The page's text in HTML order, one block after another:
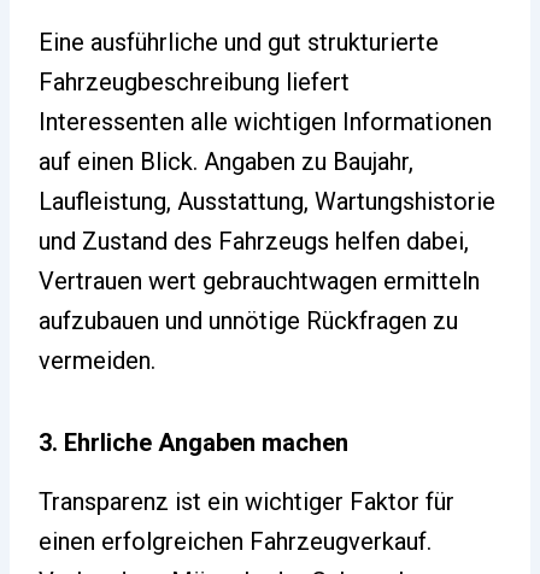
Eine ausführliche und gut strukturierte
Fahrzeugbeschreibung liefert
Interessenten alle wichtigen Informationen
auf einen Blick. Angaben zu Baujahr,
Laufleistung, Ausstattung, Wartungshistorie
und Zustand des Fahrzeugs helfen dabei,
Vertrauen wert gebrauchtwagen ermitteln
aufzubauen und unnötige Rückfragen zu
vermeiden.
3. Ehrliche Angaben machen
Transparenz ist ein wichtiger Faktor für
einen erfolgreichen Fahrzeugverkauf.